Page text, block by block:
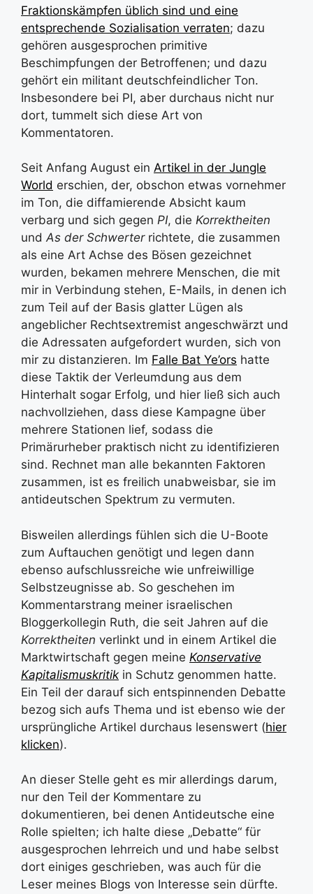
Fraktionskämpfen üblich sind und eine
entsprechende Sozialisation verraten; dazu
gehören ausgesprochen primitive
Beschimpfungen der Betroffenen; und dazu
gehört ein militant deutschfeindlicher Ton.
Insbesondere bei PI, aber durchaus nicht nur
dort, tummelt sich diese Art von
Kommentatoren.
Seit Anfang August ein Artikel in der Jungle
World erschien, der, obschon etwas vornehmer
im Ton, die diffamierende Absicht kaum
verbarg und sich gegen PI, die Korrektheiten
undAs der Schwerterrichtete, die zusammen
als eine Art Achse des Bösen gezeichnet
wurden, bekamen mehrere Menschen, die mit
mir in Verbindung stehen, E-Mails, in denen ich
zum Teil auf der Basis glatter Lügen als
angeblicher Rechtsextremist angeschwärzt und
die Adressaten aufgefordert wurden, sich von
mir zu distanzieren. Im Falle Bat Ye’ors hatte
diese Taktik der Verleumdung aus dem
Hinterhalt sogar Erfolg, und hier ließ sich auch
nachvollziehen, dass diese Kampagne über
mehrere Stationen lief, sodass die
Primärurheber praktisch nicht zu identifizieren
sind. Rechnet man alle bekannten Faktoren
zusammen, ist es freilich unabweisbar, sie im
antideutschen Spektrum zu vermuten.
Bisweilen allerdings fühlen sich die U-Boote
zum Auftauchen genötigt und legen dann
ebenso aufschlussreiche wie unfreiwillige
Selbstzeugnisse ab. So geschehen im
Kommentarstrang meiner israelischen
Bloggerkollegin Ruth, die seit Jahren auf die
Korrektheiten verlinkt und in einem Artikel die
Marktwirtschaft gegen meine Konservative
Kapitalismuskritik in Schutz genommen hatte.
Ein Teil der darauf sich entspinnenden Debatte
bezog sich aufs Thema und ist ebenso wie der
ursprüngliche Artikel durchaus lesenswert (hier
klicken).
An dieser Stelle geht es mir allerdings darum,
nur den Teil der Kommentare zu
dokumentieren, bei denen Antideutsche eine
Rolle spielten; ich halte diese „Debatte“ für
ausgesprochen lehrreich und und habe selbst
dort einiges geschrieben, was auch für die
Leser meines Blogs von Interesse sein dürfte.